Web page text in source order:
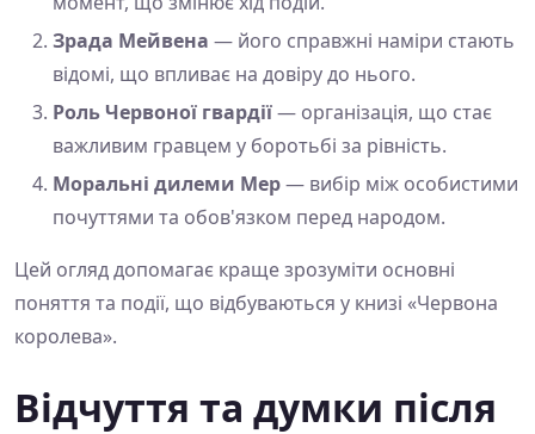
Зрада Мейвена — його справжні наміри стають
відомі, що впливає на довіру до нього.
Роль Червоної гвардії— організація, що стає
важливим гравцем у боротьбі за рівність.
Моральні дилеми Мер— вибір між особистими
почуттями та обов'язком перед народом.
Цей огляд допомагає краще зрозуміти основні
поняття та події, що відбуваються у книзі «Червона
королева».
Відчуття та думки після